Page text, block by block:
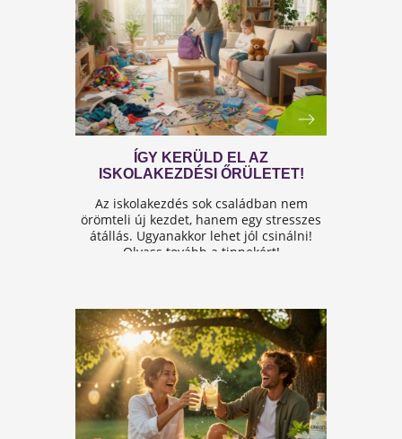
A FÉRFIASSÁG PROBLÉMÁJA:
OKAI, TÜNETEI ÉS LEHETSÉGES
MEGOLDÁSAI
A férfiasság, vagy más néven a szexuális
teljesítmény, sok férfi számára központi